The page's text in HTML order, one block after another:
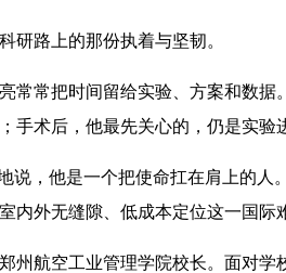
路上的那份执着与坚韧。
常把时间留给实验、方案和数据
手术后，他最先关心的，仍是实
，他是一个把使命扛在肩上的人
内外无缝隙、低成本定位这一国际
航空工业管理学院校长。面对学